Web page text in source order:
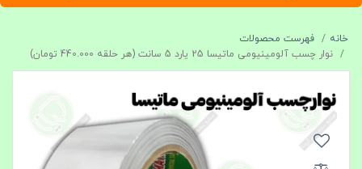
خانه
فهرست محصولات
نوار چسب آلومینیومی ماتیسا 25 یارد 5 سانت (هر حلقه 440.000 تومان)